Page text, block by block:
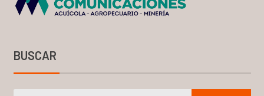
BUSCAR